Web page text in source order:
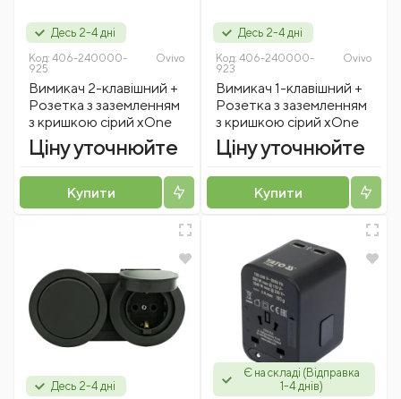
Десь 2-4 дні
Код: 406-240000-
925
Ovivo
Вимикач 2-клавішний +
Розетка з заземленням
з кришкою сірий xOne
Ціну уточнюйте
Купити
Десь 2-4 дні
Код: 406-240000-
923
Ovivo
Вимикач 1-клавішний +
Розетка з заземленням
з кришкою сірий xOne
Ціну уточнюйте
Купити
Десь 2-4 дні
Є на складі (Відправка
1-4 днів)